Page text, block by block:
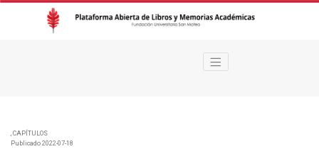
, CAPÍTULOS
Publicado 2022-07-18